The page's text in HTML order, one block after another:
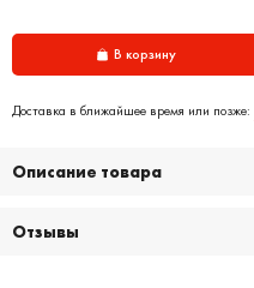
В корзину
Доставка в ближайшее время или позже:
Описание товара
Отзывы